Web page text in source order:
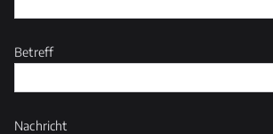
Betreff
Nachricht